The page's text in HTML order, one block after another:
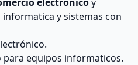
y sistemas con
equipos informaticos.